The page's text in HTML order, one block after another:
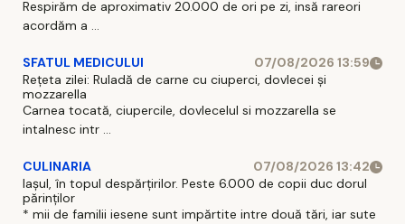
Respirăm de aproximativ 20.000 de ori pe zi, insă rareori
acordăm a ...
SFATUL MEDICULUI
07/08/2026 13:59
Rețeta zilei: Ruladă de carne cu ciuperci, dovlecei și
mozzarella
Carnea tocată, ciupercile, dovlecelul si mozzarella se
intalnesc intr ...
CULINARIA
07/08/2026 13:42
Iașul, în topul despărțirilor. Peste 6.000 de copii duc dorul
părinților
* mii de familii iesene sunt impărtite intre două tări, iar sute